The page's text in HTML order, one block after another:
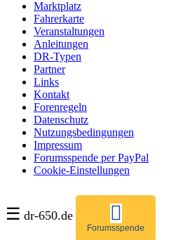
Marktplatz
Fahrerkarte
Veranstaltungen
Anleitungen
DR-Typen
Partner
Links
Kontakt
Forenregeln
Datenschutz
Nutzungsbedingungen
Impressum
Forumsspende per PayPal
Cookie-Einstellungen
☰ dr-650.de
Forumsspende